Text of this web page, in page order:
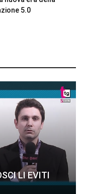
5.0
LI EVITI